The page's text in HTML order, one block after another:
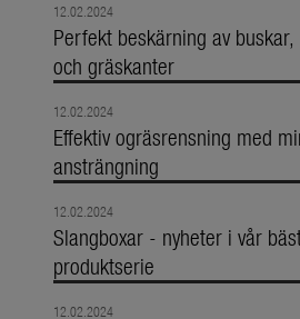
12.02.2024
Perfekt beskärning av
och gräskanter
12.02.2024
Effektiv ogräsrensning med
ansträngning
12.02.2024
Slangboxar - nyheter i vår
produktserie
12.02.2024